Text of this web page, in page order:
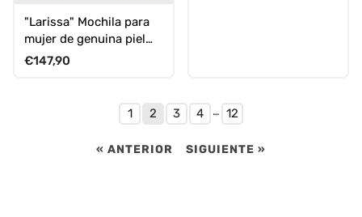
"Larissa" Mochila para
mujer de genuina piel
vintage
Precio normal
€147,90
« ANTERIOR
1 2 3 4 … 12
SIGUIENTE »